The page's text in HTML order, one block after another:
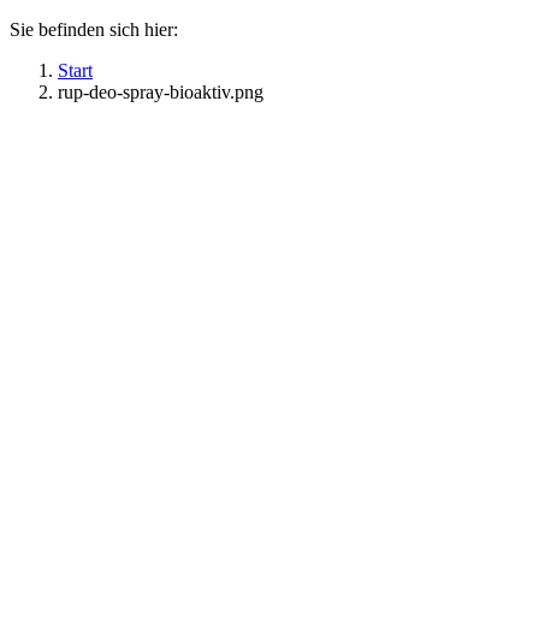
Sie befinden sich hier:
Start
rup-deo-spray-bioaktiv.png